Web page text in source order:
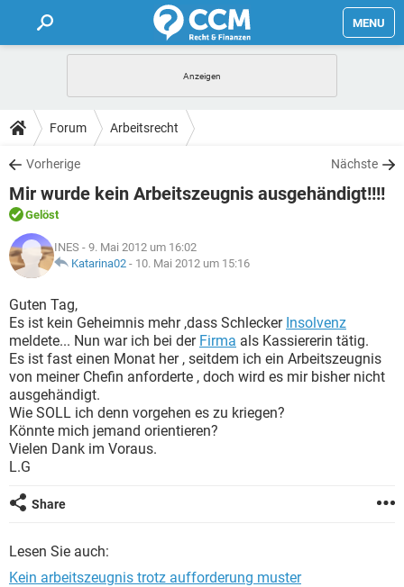
MENU
FORUM
TIPPS
LEXIKON
Forum Arbeitsrecht
Vorherige Nächste
Mir wurde kein Arbeitszeugnis ausgehändigt!!!!
Gelöst
INES - 9. Mai 2012 um 16:02
Katarina02 - 10. Mai 2012 um 15:16
Guten Tag,
Es ist kein Geheimnis mehr ,dass Schlecker Insolvenz
meldete... Nun war ich bei der Firma als Kassiererin tätig.
Es ist fast einen Monat her , seitdem ich ein Arbeitszeugnis
von meiner Chefin anforderte , doch wird es mir bisher nicht
ausgehändigt.
Wie SOLL ich denn vorgehen es zu kriegen?
Könnte mich jemand orientieren?
Vielen Dank im Voraus.
L.G
Share
Lesen Sie auch:
Kein arbeitszeugnis trotz aufforderung muster